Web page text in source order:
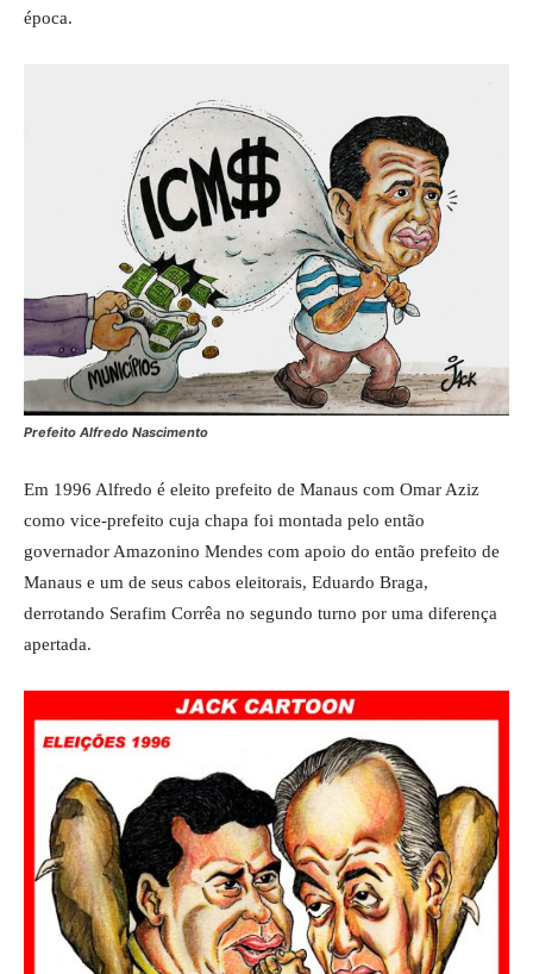
época.
Prefeito Alfredo Nascimento
Em 1996 Alfredo é eleito prefeito de Manaus com Omar Aziz
como vice-prefeito cuja chapa foi montada pelo então
governador Amazonino Mendes com apoio do então prefeito de
Manaus e um de seus cabos eleitorais, Eduardo Braga,
derrotando Serafim Corrêa no segundo turno por uma diferença
apertada.